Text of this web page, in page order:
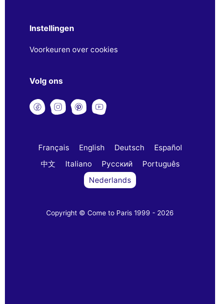
Instellingen
Voorkeuren over cookies
Volg ons
Français English Deutsch
Español
中文
Italiano Русский
Português
Nederlands
Copyright © Come to Paris 1999 - 2026